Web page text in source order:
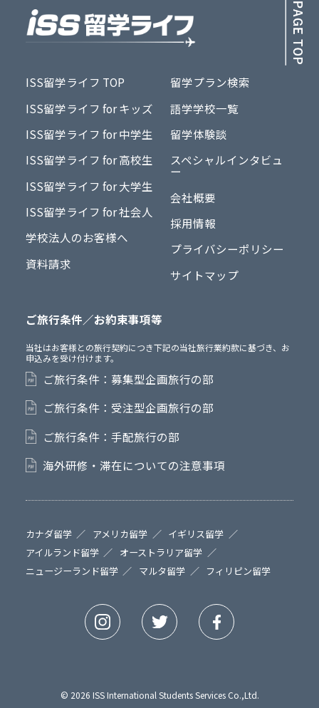
ISS留学ライフ TOP
ISS留学ライフ for キッズ
ISS留学ライフ for 中学生
ISS留学ライフ for 高校生
ISS留学ライフ for 大学生
ISS留学ライフ for 社会人
学校法人のお客様へ
資料請求
留学プラン検索
語学学校一覧
留学体験談
スペシャルインタビュ
ー
会社概要
採用情報
プライバシーポリシー
サイトマップ
ご旅行条件／お約束事項等
当社はお客様との旅行契約につき下記の当社旅行業約款に基づき、お
申込みを受け付けます。
ご旅行条件：募集型企画旅行の部
ご旅行条件：受注型企画旅行の部
ご旅行条件：手配旅行の部
海外研修・滞在についての注意事項
カナダ留学 アメリカ留学
イギリス留学
アイルランド留学
オーストラリア留学
ニュージーランド留学
マルタ留学 フィリピン留学
© 2026 ISS International Students Services Co.,Ltd.